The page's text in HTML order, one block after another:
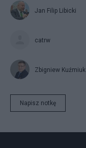
Jan Filip Libicki
catrw
Zbigniew Kuźmiuk
Napisz notkę